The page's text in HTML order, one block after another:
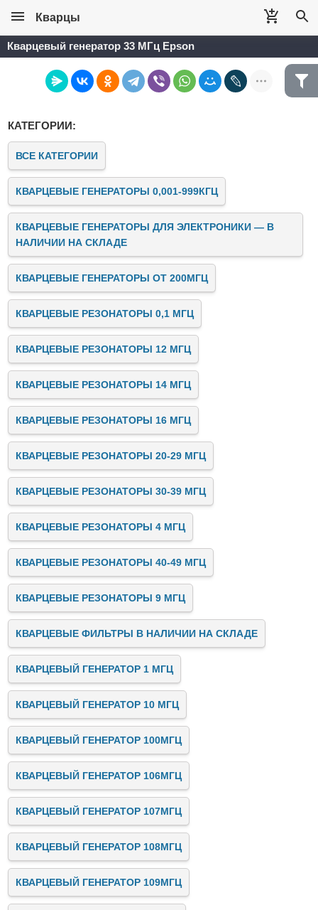
Кварцы
Кварцевый генератор 33 МГц Epson
КАТЕГОРИИ:
ВСЕ КАТЕГОРИИ
КВАРЦЕВЫЕ ГЕНЕРАТОРЫ 0,001-999КГЦ
КВАРЦЕВЫЕ ГЕНЕРАТОРЫ ДЛЯ ЭЛЕКТРОНИКИ — В
НАЛИЧИИ НА СКЛАДЕ
КВАРЦЕВЫЕ ГЕНЕРАТОРЫ ОТ 200МГЦ
КВАРЦЕВЫЕ РЕЗОНАТОРЫ 0,1 МГЦ
КВАРЦЕВЫЕ РЕЗОНАТОРЫ 12 МГЦ
КВАРЦЕВЫЕ РЕЗОНАТОРЫ 14 МГЦ
КВАРЦЕВЫЕ РЕЗОНАТОРЫ 16 МГЦ
КВАРЦЕВЫЕ РЕЗОНАТОРЫ 20-29 МГЦ
КВАРЦЕВЫЕ РЕЗОНАТОРЫ 30-39 МГЦ
КВАРЦЕВЫЕ РЕЗОНАТОРЫ 4 МГЦ
КВАРЦЕВЫЕ РЕЗОНАТОРЫ 40-49 МГЦ
КВАРЦЕВЫЕ РЕЗОНАТОРЫ 9 МГЦ
КВАРЦЕВЫЕ ФИЛЬТРЫ В НАЛИЧИИ НА СКЛАДЕ
КВАРЦЕВЫЙ ГЕНЕРАТОР 1 МГЦ
КВАРЦЕВЫЙ ГЕНЕРАТОР 10 МГЦ
КВАРЦЕВЫЙ ГЕНЕРАТОР 100МГЦ
КВАРЦЕВЫЙ ГЕНЕРАТОР 106МГЦ
КВАРЦЕВЫЙ ГЕНЕРАТОР 107МГЦ
КВАРЦЕВЫЙ ГЕНЕРАТОР 108МГЦ
КВАРЦЕВЫЙ ГЕНЕРАТОР 109МГЦ